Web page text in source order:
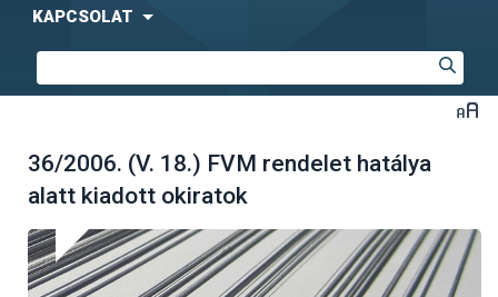
KAPCSOLAT
36/2006. (V. 18.) FVM rendelet hatálya
alatt kiadott okiratok